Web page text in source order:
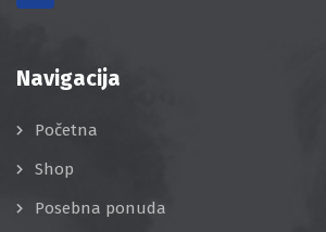
Navigacija
Početna
Shop
Posebna ponuda